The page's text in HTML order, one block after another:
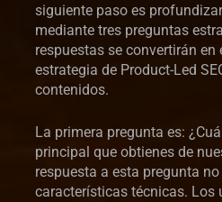
siguiente paso es
mediante tres preguntas
respuestas se convertirán
estrategia de Product-Led
contenidos.
La primera pregunta es:
principal que obtienes de
respuesta a esta pregunta
características técnicas. Los